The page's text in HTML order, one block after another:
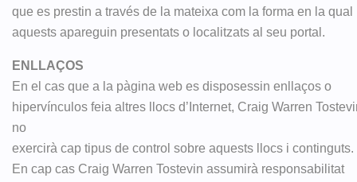
que es prestin a través de la mateixa com la forma en la qual
aquests apareguin presentats o localitzats al seu portal.
ENLLAÇOS
En el cas que a la pàgina web es disposessin enllaços o
hipervínculos feia altres llocs d’Internet, Craig Warren
no
exercirà cap tipus de control sobre aquests llocs i continguts.
En cap cas Craig Warren Tostevin assumirà responsabilitat